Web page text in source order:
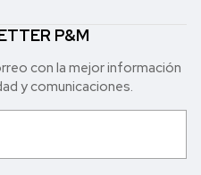
P&M
con la mejor in formación
y comunicaciones.